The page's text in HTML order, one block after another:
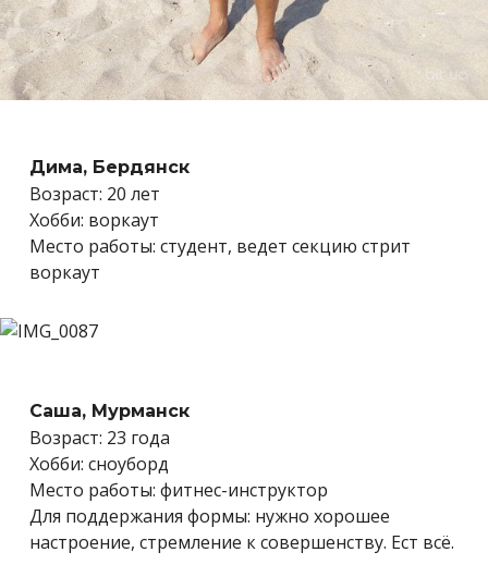
Дима, Бердянск
Возраст: 20 лет
Хобби: воркаут
Место работы: студент, ведет секцию стрит
воркаут
Саша, Мурманск
Возраст: 23 года
Хобби: сноуборд
Место работы: фитнес-инструктор
Для поддержания формы: нужно хорошее
настроение, стремление к совершенству. Ест всё.